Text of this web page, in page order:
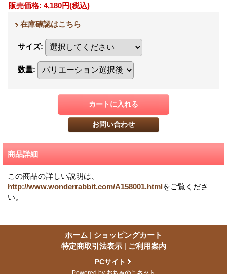
販売価格: 4,180円(税込)
在庫確認はこちら
サイズ:
数量:
商品詳細
この商品の詳しい説明は、
http://www.wonderrabbit.com/A158001.htmlをご覧くださ
い。
ホーム | ショッピングカート
特定商取引法表示 | ご利用案内
PCサイト